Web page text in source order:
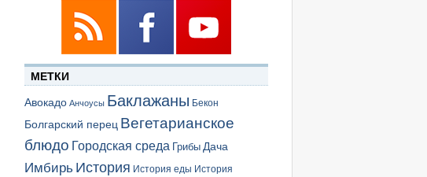
МЕТКИ
Авокадо Анчоусы Баклажаны Бекон
Болгарский перец Вегетарианское
блюдо Городская среда Грибы Дача
Имбирь История История еды История